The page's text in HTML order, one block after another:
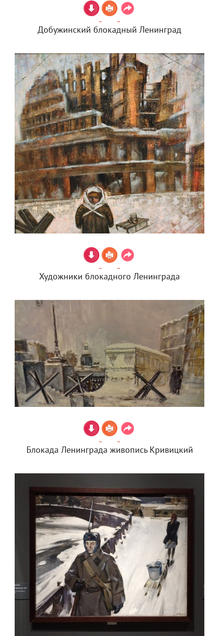
Добужинский блокадный Ленинград
Художники блокадного Ленинграда
Блокада Ленинграда живопись Кривицкий